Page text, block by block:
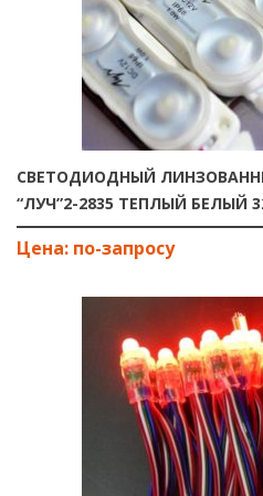
СВЕТОДИОДНЫЙ
“ЛУЧ”2-2835 ТЕПЛЫЙ БЕЛЫЙ